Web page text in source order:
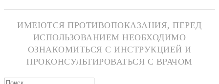
ИМЕЮТСЯ ПРОТИВОПОКАЗАНИЯ, ПЕРЕД
ИСПОЛЬЗОВАНИЕМ НЕОБХОДИМО
ОЗНАКОМИТЬСЯ С ИНСТРУКЦИЕЙ И
ПРОКОНСУЛЬТИРОВАТЬСЯ С ВРАЧОМ